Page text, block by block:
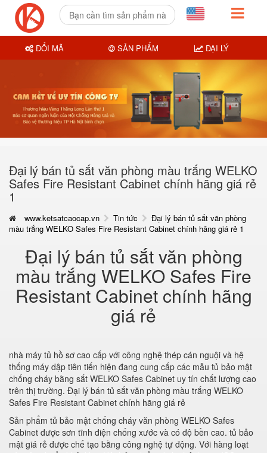
Đại lý bán tủ sắt văn phòng màu trắng WELKO
Safes Fire Resistant Cabinet chính hãng giá rẻ
1
www.ketsatcaocap.vn Tin tức
Đại lý bán tủ sắt văn phòng
màu trắng WELKO Safes Fire Resistant Cabinet chính hãng giá rẻ 1
Đại lý bán tủ sắt văn phòng
màu trắng WELKO Safes Fire
Resistant Cabinet chính hãng
giá rẻ
nhà máy tủ hồ sơ cao cấp với công nghệ thép cán nguội và hệ
thống máy dập tiên tiến hiện đang cung cấp các mẫu tủ bảo mật
chống cháy bằng sắt WELKO Safes Cabinet uy tín chất lượng cao
trên thị trường. Đại lý bán tủ sắt văn phòng màu trắng WELKO
Safes Fire Resistant Cabinet chính hãng giá rẻ
Sản phẩm tủ bảo mật chống cháy văn phòng WELKO Safes
Cabinet được sơn tĩnh điện chống xước và có độ bền cao. tủ bảo
mật giá rẻ được chế tạo bằng công nghệ tự động. Với hàng loạt
ĐỔI MÃ SẢN PHẨM ĐẠI LÝ